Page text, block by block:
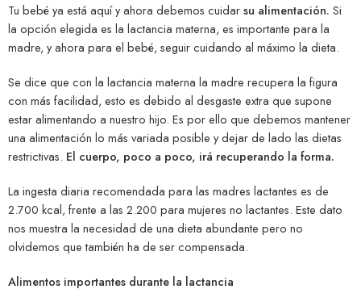
Tu bebé ya está aquí y ahora debemos cuidarsu alimentación. Si
la opción elegida es la lactancia materna, es importante para la
madre, y ahora para el bebé, seguir cuidando al máximo la dieta.
Se dice que con la lactancia materna la madre recupera la figura
con más facilidad, esto es debido al desgaste extra que supone
estar alimentando a nuestro hijo. Es por ello que debemos mantener
una alimentación lo más variada posible y dejar de lado las dietas
restrictivas. El cuerpo, poco a poco, irá recuperando la forma.
La ingesta diaria recomendada para las madres lactantes es de
2.700 kcal, frente a las 2.200 para mujeres no lactantes. Este dato
nos muestra la necesidad de una dieta abundante pero no
olvidemos que también ha de ser compensada.
Alimentos importantes durante la lactancia